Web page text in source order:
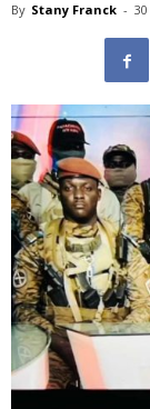
By Stany Franck -